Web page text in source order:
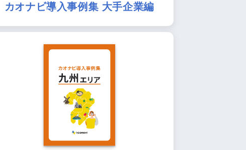
カオナビ導入事例集 大手企業編